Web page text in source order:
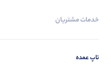
خدمات مشتریان
تاپ عمده